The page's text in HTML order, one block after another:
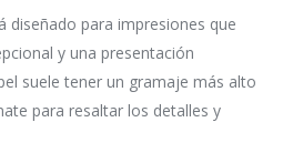
diseñado para impresiones que
y una presentación
suele tener un gramaje más alto
para resaltar los detalles y